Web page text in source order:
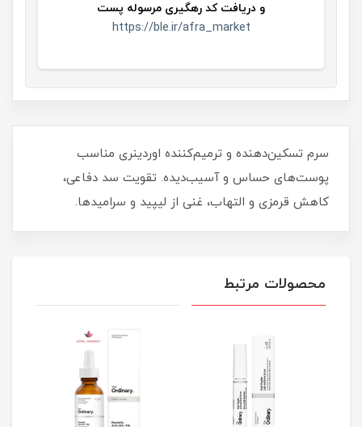
و دریافت کد رهگیری مرسوله پست
https://ble.ir/afra_market
سرم تسکین‌دهنده و ترمیم‌کننده اوردینری مناسب
پوست‌های حساس و آسیب‌دیده. تقویت سد دفاعی،
کاهش قرمزی و التهاب، غنی از لیپید و سرامیدها.
محصولات مرتبط